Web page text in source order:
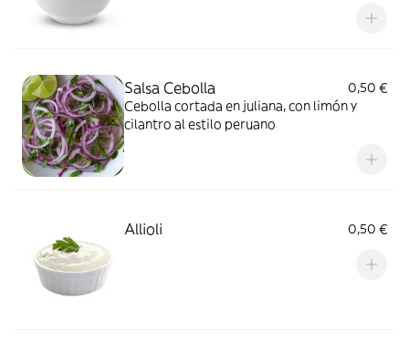
Salsa Cebolla
0,50 €
Cebolla cortada en juliana, con limón y
cilantro al estilo peruano
Allioli 0,50 €